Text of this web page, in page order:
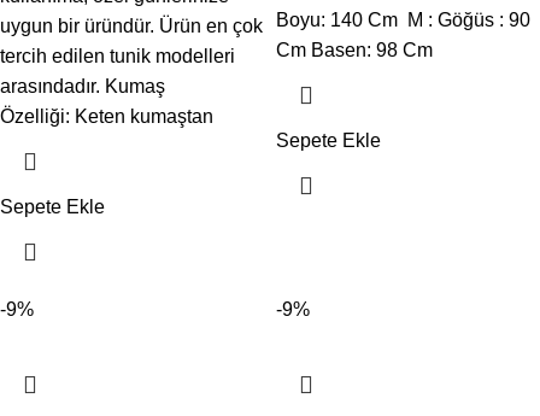
uygun bir üründür. Ürün en çok
tercih edilen tunik modelleri
arasındadır. Kumaş
Özelliği: Keten kumaştan
Sepete Ekle
Boyu: 140 Cm M : Göğüs : 90
Cm Basen: 98 Cm
Sepete Ekle
-9% -9%